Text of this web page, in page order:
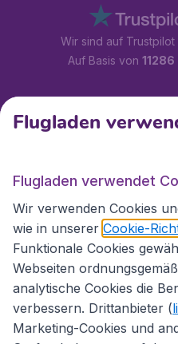
Wir sind auf Trustpilot
Auf Basis von 11286
Kundenservice
Flugladen.at
Internationale Webseiten
Flugladen
Flugladen verwendet
Wir verwenden Cookies
wie in unserer Cookie-
Funktionale Cookies
Webseiten
analytische Cookies die
verbessern. Drittanbieter (
Marketing-Cookies und